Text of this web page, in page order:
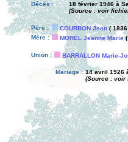
Décès :
18 février 1946 à
(Source : voir
Père : COURBON Jean (
Mère :
MOREL Jeanne Marie(
Union : BARRALLON Marie-
Mariage : 14 avril 1926
(Source : voir